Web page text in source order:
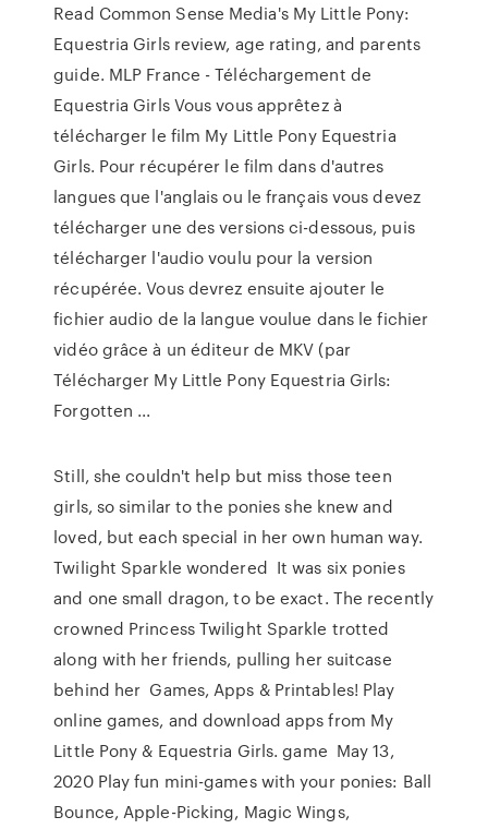
Read Common Sense Media's My Little Pony:
Equestria Girls review, age rating, and parents
guide. MLP France - Téléchargement de
Equestria Girls Vous vous apprêtez à
télécharger le film My Little Pony Equestria
Girls. Pour récupérer le film dans d'autres
langues que l'anglais ou le français vous devez
télécharger une des versions ci-dessous, puis
télécharger l'audio voulu pour la version
récupérée. Vous devrez ensuite ajouter le
fichier audio de la langue voulue dans le fichier
vidéo grâce à un éditeur de MKV (par
Télécharger My Little Pony Equestria Girls:
Forgotten ...
Still, she couldn't help but miss those teen
girls, so similar to the ponies she knew and
loved, but each special in her own human way.
Twilight Sparkle wondered It was six ponies
and one small dragon, to be exact. The recently
crowned Princess Twilight Sparkle trotted
along with her friends, pulling her suitcase
behind her Games, Apps & Printables! Play
online games, and download apps from My
Little Pony & Equestria Girls. game May 13,
2020 Play fun mini-games with your ponies: Ball
Bounce, Apple-Picking, Magic Wings,